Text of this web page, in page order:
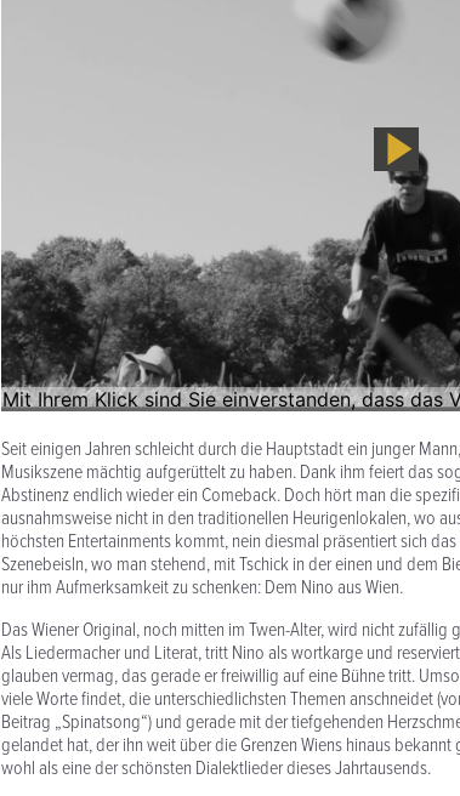
Seit einigen Jahren schleicht durch die Hauptstadt ein junger
Musikszene mächtig aufgerüttelt zu haben. Dank ihm feiert das
Abstinenz endlich wieder ein Comeback. Doch hört man die
ausnahmsweise nicht in den traditionellen Heurigenlokalen, wo
höchsten Entertainments kommt, nein diesmal präsentiert sich
Szenebeisln, wo man stehend, mit Tschick in der einen und dem
nur ihm Aufmerksamkeit zu schenken: Dem Nino aus Wien.
Das Wiener Original, noch mitten im Twen-Alter, wird nicht
Als Liedermacher und Literat, tritt Nino als wortkarge und
glauben vermag, das gerade er freiwillig auf eine Bühne tritt.
viele Worte findet, die unterschiedlichsten Themen anschneidet
Beitrag „Spinatsong“) und gerade mit der tiefgehenden
gelandet hat, der ihn weit über die Grenzen Wiens hinaus
wohl als eine der schönsten Dialektlieder dieses Jahrtausends.